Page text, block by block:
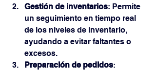
Gestión de inventarios: Permite
un seguimiento en tiempo real
de los niveles de inventario,
ayudando a evitar faltantes o
excesos.
Preparación de pedidos: